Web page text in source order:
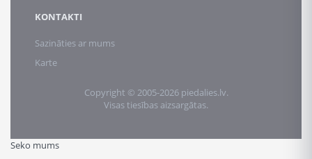
KONTAKTI
Sazināties ar mums
Karte
Copyright © 2005-2026 piedalies.lv.
Visas tiesības aizsargātas.
Seko mums